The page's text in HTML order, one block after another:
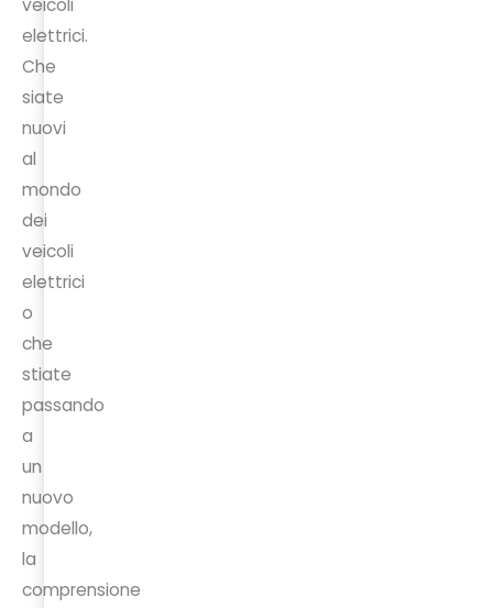
veicoli
elettrici.
Che
siate
nuovi
al
mondo
dei
veicoli
elettrici
o
che
stiate
passando
a
un
nuovo
modello,
la
comprensione